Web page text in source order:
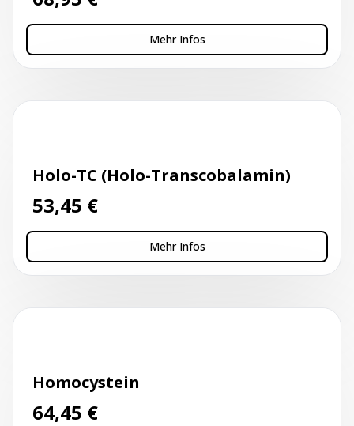
Mehr Infos
Holo-TC (Holo-Transcobalamin)
53,45 €
Mehr Infos
Homocystein
64,45 €